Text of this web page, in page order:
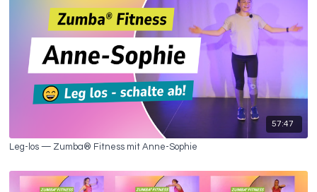
57:47
Leg-los — Zumba® Fitness mit Anne-Sophie